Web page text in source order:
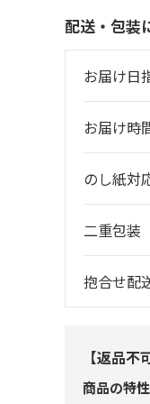
配送・包装
お届け日
お届け時
のし紙対
二重包装
抱合せ配
【返品不
商品の特